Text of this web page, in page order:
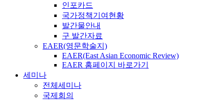
인포카드
국가정책기여현황
발간물안내
구 발간자료
EAER(영문학술지)
EAER(East Asian Economic Review)
EAER 홈페이지 바로가기
세미나
전체세미나
국제회의